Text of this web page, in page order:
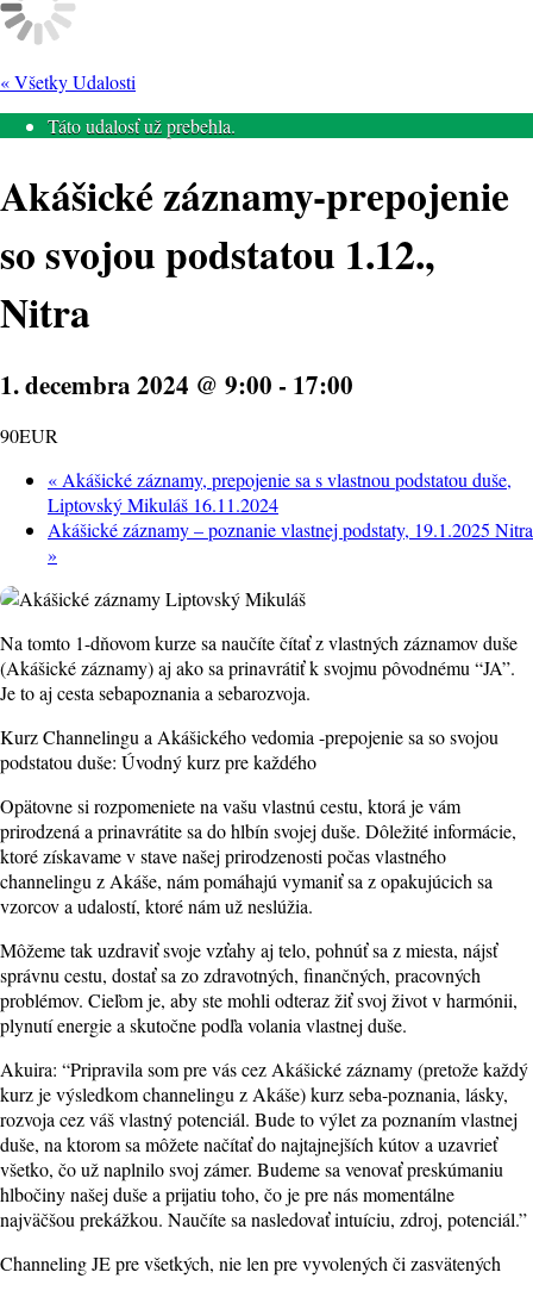
« Všetky Udalosti
Táto udalosť už prebehla.
Akášické záznamy-prepojenie
so svojou podstatou 1.12.,
Nitra
1. decembra 2024 @ 9:00 - 17:00
90EUR
«Akášické záznamy, prepojenie sa s vlastnou podstatou duše,
Liptovský Mikuláš 16.11.2024
Akášické záznamy – poznanie vlastnej podstaty, 19.1.2025 Nitra
»
Na tomto 1-dňovom kurze sa naučíte čítať z vlastných záznamov duše
(Akášické záznamy) aj ako sa prinavrátiť k svojmu pôvodnému “JA”.
Je to aj cesta sebapoznania a sebarozvoja.
Kurz Channelingu a Akášického vedomia -prepojenie sa so svojou
podstatou duše: Úvodný kurz pre každého
Opätovne si rozpomeniete na vašu vlastnú cestu, ktorá je vám
prirodzená a prinavrátite sa do hlbín svojej duše. Dôležité informácie,
ktoré získavame v stave našej prirodzenosti počas vlastného
channelingu z Akáše, nám pomáhajú vymaniť sa z opakujúcich sa
vzorcov a udalostí, ktoré nám už neslúžia.
Môžeme tak uzdraviť svoje vzťahy aj telo, pohnúť sa z miesta, nájsť
správnu cestu, dostať sa zo zdravotných, finančných, pracovných
problémov. Cieľom je, aby ste mohli odteraz žiť svoj život v harmónii,
plynutí energie a skutočne podľa volania vlastnej duše.
Akuira: “Pripravila som pre vás cez Akášické záznamy (pretože každý
kurz je výsledkom channelingu z Akáše) kurz seba-poznania, lásky,
rozvoja cez váš vlastný potenciál. Bude to výlet za poznaním vlastnej
duše, na ktorom sa môžete načítať do najtajnejších kútov a uzavrieť
všetko, čo už naplnilo svoj zámer. Budeme sa venovať preskúmaniu
hlbočiny našej duše a prijatiu toho, čo je pre nás momentálne
najväčšou prekážkou. Naučíte sa nasledovať intuíciu, zdroj, potenciál.”
Channeling JE pre všetkých, nie len pre vyvolených či zasvätených